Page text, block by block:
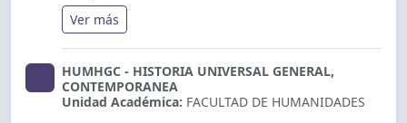
Ver más
HUMHGC - HISTORIA UNIVERSAL GENERAL,
CONTEMPORANEA
Unidad Académica: FACULTAD DE HUMANIDADES